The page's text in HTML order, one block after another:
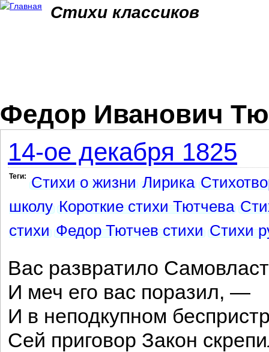
Стихи классиков
Федор Иванович
14-ое декабря 1825
Теги: Стихи о жизни Лирика
школу Короткие стихи Тютчева
стихи Федор Тютчев стихи Стихи
Вас развратило
И меч его вас поразил, —
И в неподкупном
Сей приговор Закон